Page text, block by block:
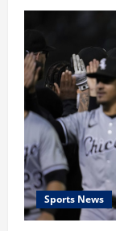
Sports News